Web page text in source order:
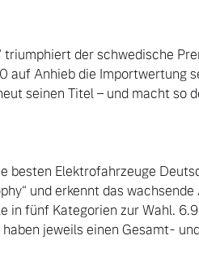
triumphiert der schwedische
auf Anhieb die Importwertung
seinen Titel – und macht so
besten Elektrofahrzeuge
und erkennt das wachsende
in fünf Kategorien zur Wahl.
jeweils einen Gesamt-